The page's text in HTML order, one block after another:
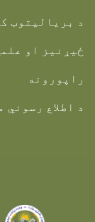
د بریالیتوب
ځیړنیز او
راپورونه
د اطلاع رسوني